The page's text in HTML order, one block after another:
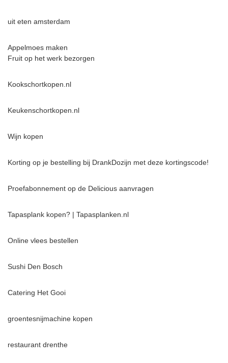
uit eten amsterdam
Appelmoes maken
Fruit op het werk bezorgen
Kookschortkopen.nl
Keukenschortkopen.nl
Wijn kopen
Korting op je bestelling bij DrankDozijn met deze kortingscode!
Proefabonnement op de Delicious aanvragen
Tapasplank kopen? | Tapasplanken.nl
Online vlees bestellen
Sushi Den Bosch
Catering Het Gooi
groentesnijmachine kopen
restaurant drenthe